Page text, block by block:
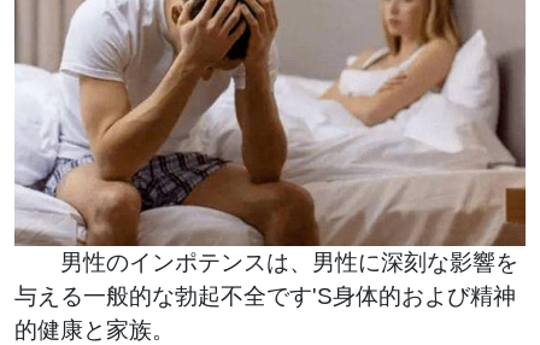
男性のインポテンスは、男性に深刻な影響を
与える一般的な勃起不全です'S身体的および精神
的健康と家族。